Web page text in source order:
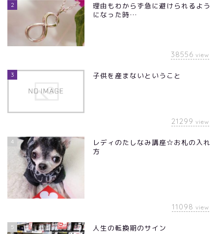
2
理由もわからず急に避けられるよう
になった時…
38556 view
3 子供を産まないということ
21299 view
4
レディのたしなみ講座☆お札の入れ
方
11098 view
5 人生の転換期のサイン